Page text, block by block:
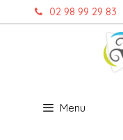
au
02 98 99 29 83
Menu